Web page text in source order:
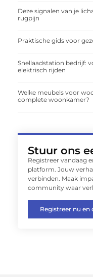
Deze signalen van je
rugpijn
Praktische gids voor
Snellaadstation bedrijf:
elektrisch rijden
Welke meubels voor
complete woonkamer?
Stuur ons
Registreer vandaag
platform. Jouw
verbinden. Maak
community waar
Registreer nu en